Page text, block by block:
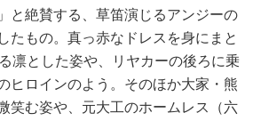
と絶賛する、草笛演じるアンジーの
たもの。真っ赤なドレスを身にまと
凛とした姿や、リヤカーの後ろに乗
ヒロインのよう。そのほか大家・熊
笑む姿や、元大工のホームレス（六